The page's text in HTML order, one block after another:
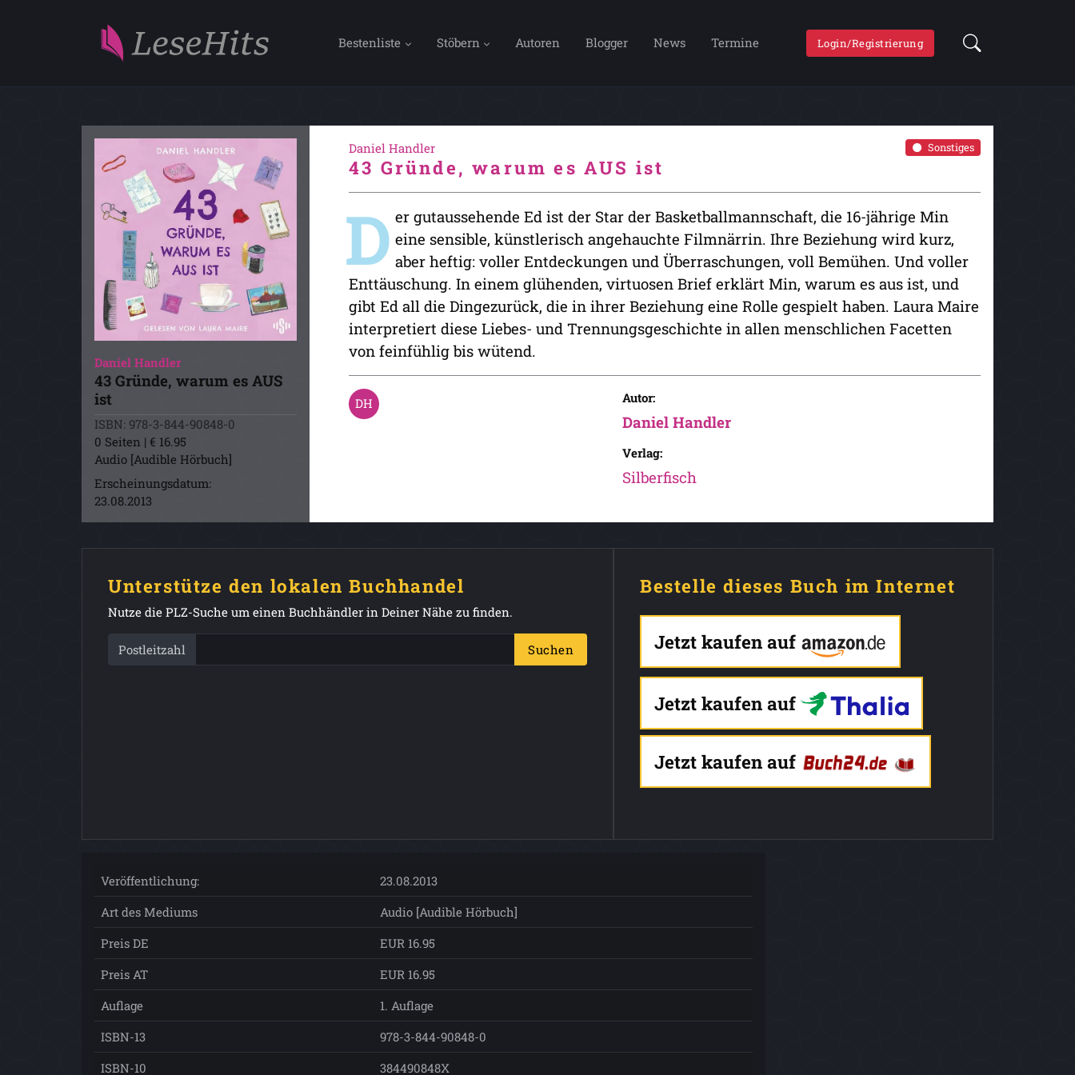
Bestenliste Stöbern Autoren Blogger News Termine Login/Registrierung
Daniel Handler
43 Gründe, warum es AUS
ist
ISBN: 978-3-844-90848-0
0 Seiten | € 16.95
Audio [Audible Hörbuch]
Erscheinungsdatum:
23.08.2013
Sonstiges
Daniel Handler
43 Gründe, warum es AUS ist
D er gutaussehende Ed ist der Star der Basketballmannschaft, die 16-jährige Min
eine sensible, künstlerisch angehauchte Filmnärrin. Ihre Beziehung wird kurz,
aber heftig: voller Entdeckungen und Überraschungen, voll Bemühen. Und voller
Enttäuschung. In einem glühenden, virtuosen Brief erklärt Min, warum es aus ist, und
gibt Ed all die Dingezurück, die in ihrer Beziehung eine Rolle gespielt haben. Laura Maire
interpretiert diese Liebes- und Trennungsgeschichte in allen menschlichen Facetten
von feinfühlig bis wütend.
Autor:
Daniel Handler
Verlag:
Silberfisch
Unterstütze den lokalen Buchhandel
Nutze die PLZ-Suche um einen Buchhändler in Deiner Nähe zu finden.
Postleitzahl Suchen
Bestelle dieses Buch im Internet
Jetzt kaufen auf
Jetzt kaufen auf
Jetzt kaufen auf
Veröffentlichung:
23.08.2013
Art des Mediums
Audio [Audible Hörbuch]
Preis DE
EUR 16.95
Preis AT
EUR 16.95
Auflage
1. Auflage
ISBN-13
978-3-844-90848-0
ISBN-10
384490848X